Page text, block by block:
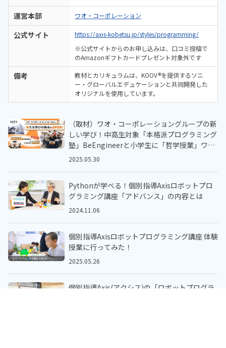
運営本部 ワオ・コーポレーション
公式サイト
https://axis-kobetsu.jp/styles/programming/
※公式サイトからのお申し込みは、口コミ投稿で
のAmazonギフトカードプレゼント対象外です
備考
教材とカリキュラムは、KOOV®を提供するソニ
ー・グローバルエデュケーションと共同開発した
オリジナルを使用しています。
（取材）ワオ・コーポレーショングループの新
しい学び！中高生対象「本格派プログラミング
塾」BeEngineerと小学生に「哲学授業」ワオ
未来塾とは!?
2025.05.30
Pythonが学べる！個別指導Axisロボットプロ
グラミング講座「アドバンス」の内容とは
2024.11.06
個別指導Axisロボットプログラミング講座 体験
授業に行ってみた！
2025.05.26
個別指導Axis(アクシス)の「ロボットプログラ